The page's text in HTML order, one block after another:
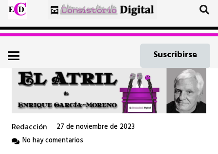
Suscribirse
Redacción
27 de noviembre de 2023
No hay comentarios